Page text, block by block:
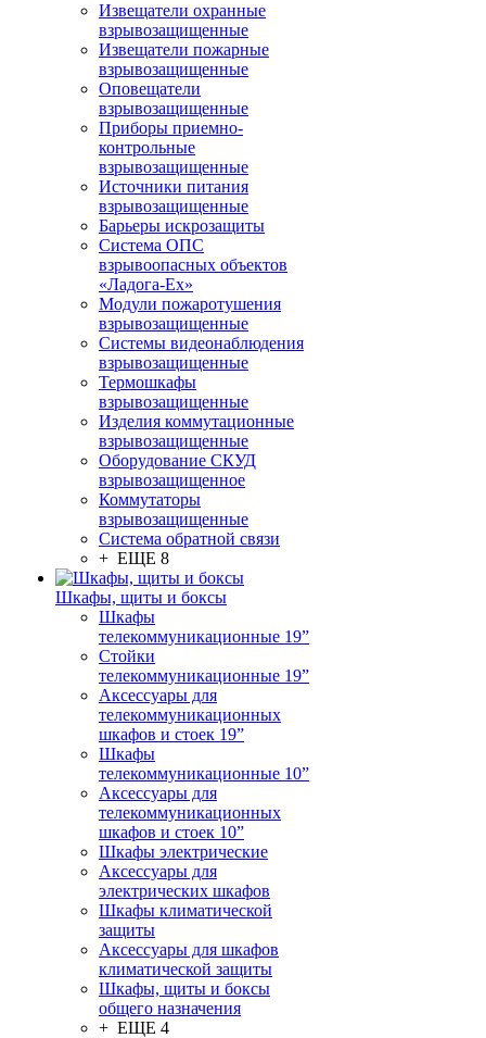
Извещатели охранные
взрывозащищенные
Извещатели пожарные
взрывозащищенные
Оповещатели
взрывозащищенные
Приборы приемно-
контрольные
взрывозащищенные
Источники питания
взрывозащищенные
Барьеры искрозащиты
Система ОПС
взрывоопасных объектов
«Ладога-Ex»
Модули пожаротушения
взрывозащищенные
Системы видеонаблюдения
взрывозащищенные
Термошкафы
взрывозащищенные
Изделия коммутационные
взрывозащищенные
Оборудование СКУД
взрывозащищенное
Коммутаторы
взрывозащищенные
Система обратной связи
+ ЕЩЕ 8
Шкафы, щиты и боксы
Шкафы
телекоммуникационные 19”
Стойки
телекоммуникационные 19”
Аксессуары для
телекоммуникационных
шкафов и стоек 19”
Шкафы
телекоммуникационные 10”
Аксессуары для
телекоммуникационных
шкафов и стоек 10”
Шкафы электрические
Аксессуары для
электрических шкафов
Шкафы климатической
защиты
Аксессуары для шкафов
климатической защиты
Шкафы, щиты и боксы
общего назначения
+ ЕЩЕ 4